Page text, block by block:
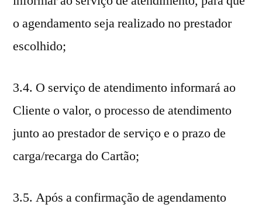
o agendamento seja realizado no prestador
escolhido;
3.4. O serviço de atendimento informará ao
Cliente o valor, o processo de atendimento
junto ao prestador de serviço e o prazo de
carga/recarga do Cartão;
3.5. Após a confirmação de agendamento